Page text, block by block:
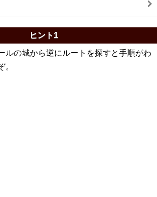
ヒント1
ルの城から逆にルートを探すと手順がわ
。